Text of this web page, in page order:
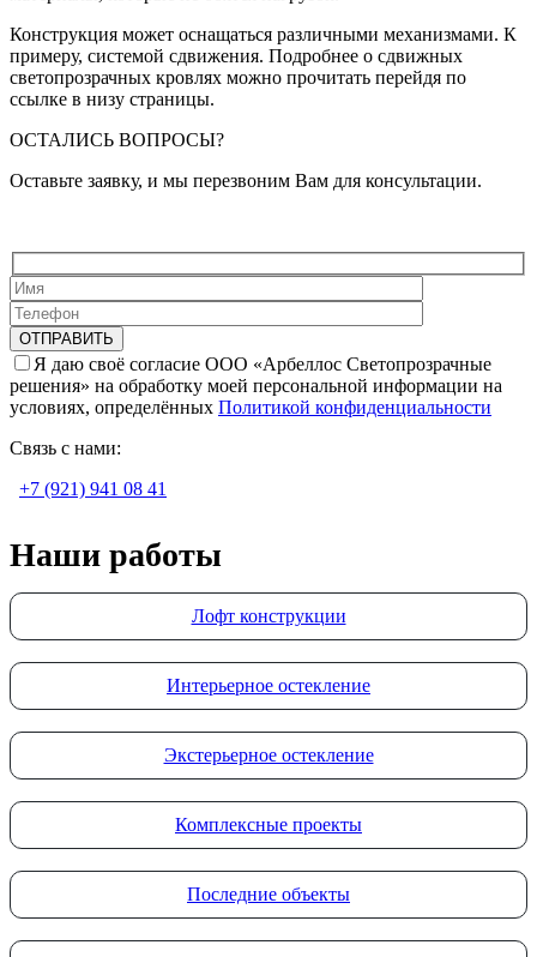
Конструкция может оснащаться различными механизмами. К
примеру, системой сдвижения. Подробнее о сдвижных
светопрозрачных кровлях можно прочитать перейдя по
ссылке в низу страницы.
ОСТАЛИСЬ ВОПРОСЫ?
Оставьте заявку, и мы перезвоним Вам для консультации.
Я даю своё согласие ООО «Арбеллос Светопрозрачные
решения» на обработку моей персональной информации на
условиях, определённых Политикой конфиденциальности
Связь с нами:
+7 (921) 941 08 41
Наши работы
Лофт конструкции
Интерьерное остекление
Экстерьерное остекление
Комплексные проекты
Последние объекты